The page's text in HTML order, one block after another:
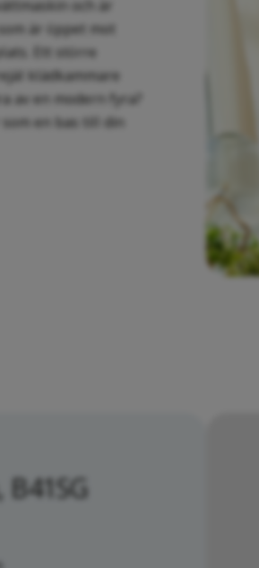
och är
är öppet mot
Ett större
klädkammare
av en modern fyra?
en bas till din